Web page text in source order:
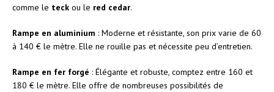
comme le teck ou le red cedar.
Rampe en aluminium : Moderne et résistante, son prix varie de 60
à 140 € le mètre. Elle ne rouille pas et nécessite peu d’entretien.
Rampe en fer forgé : Élégante et robuste, comptez entre 160 et
180 € le mètre. Elle offre de nombreuses possibilités de